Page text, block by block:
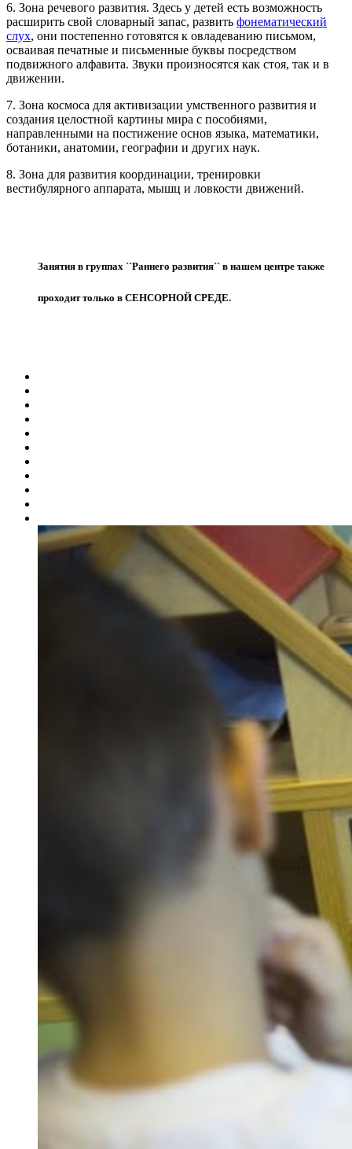
6. Зона речевого развития. Здесь у детей есть возможность
расширить свой словарный запас, развить фонематический
слух, они постепенно готовятся к овладеванию письмом,
осваивая печатные и письменные буквы посредством
подвижного алфавита. Звуки произносятся как стоя, так и в
движении.
7. Зона космоса для активизации умственного развития и
создания целостной картины мира с пособиями,
направленными на постижение основ языка, математики,
ботаники, анатомии, географии и других наук.
8. Зона для развития координации, тренировки
вестибулярного аппарата, мышц и ловкости движений.
Занятия в группах ``Раннего развития`` в нашем центре также
проходит только в СЕНСОРНОЙ СРЕДЕ.